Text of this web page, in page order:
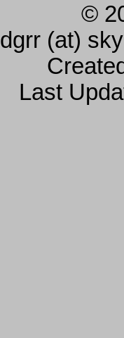
©
dgrr (at)
Last